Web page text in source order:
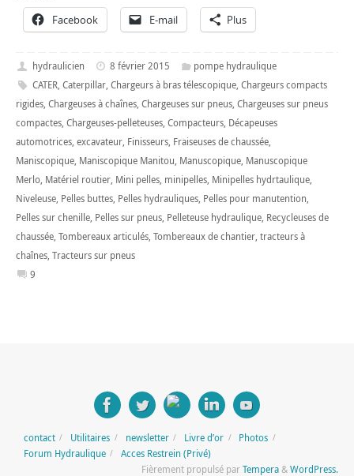
Facebook E-mail Plus
hydraulicien 8 février 2015
pompe hydraulique
CATER, Caterpillar, Chargeurs à bras télescopique, Chargeurs compacts
rigides, Chargeuses à chaînes, Chargeuses sur pneus, Chargeuses sur pneus
compactes, Chargeuses-pelleteuses, Compacteurs, Décapeuses
automotrices, excavateur, Finisseurs, Fraiseuses de chaussée,
Maniscopique, Maniscopique Manitou, Manuscopique, Manuscopique
Merlo, Matériel routier, Mini pelles, minipelles, Minipelles hydrtaulique,
Niveleuse, Pelles buttes, Pelles hydrauliques, Pelles pour manutention,
Pelles sur chenille, Pelles sur pneus, Pelleteuse hydraulique, Recycleuses de
chaussée, Tombereaux articulés, Tombereaux de chantier, tracteurs à
chaînes, Tracteurs sur pneus
9
contact Utilitaires newsletter Livre d’or
Photos
Forum Hydraulique
Acces Restrein (Privé)
Fièrement propulsé parTempera&WordPress.